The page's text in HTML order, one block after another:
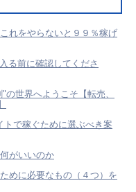
れをやらないと９９％稼げ
る前に確認してくださ
の世界へようこそ【転売、
トで稼ぐために選ぶべき案
がいいのか
めに必要なもの（４つ）を